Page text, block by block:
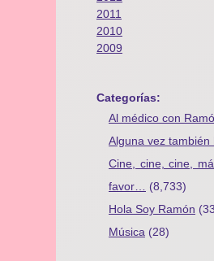
2011
2010
2009
Categorías:
Al médico con
Alguna vez también
Cine, cine, cine,
favor…
(8,733)
Hola Soy Ramón
Música (28)